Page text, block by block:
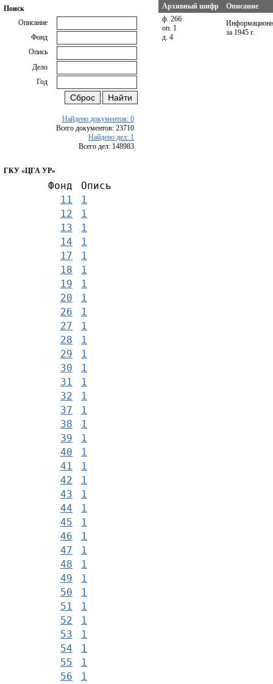
Поиск
Описание
Фонд
Опись
Дело
Год
Найдено документов: 0
Всего документов: 23710
Найдено дел: 1
Всего дел: 148983
ГКУ «ЦГА УР»
Фонд
Опись
11
1
12
1
13
1
14
1
17
1
18
1
19
1
20
1
26
1
27
1
28
1
29
1
30
1
31
1
32
1
37
1
38
1
39
1
40
1
41
1
42
1
43
1
44
1
45
1
46
1
47
1
48
1
49
1
50
1
51
1
52
1
53
1
54
1
55
1
56
1
Архивный шифр
Описание
ф. 266
оп. 1
д. 4
за 1945 г.